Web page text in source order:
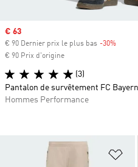
Prix soldé
€ 63
€ 90 Dernier prix le plus bas -30%
€ 90 Prix d'origine
(3)
Pantalon de survêtement FC
Hommes Performance